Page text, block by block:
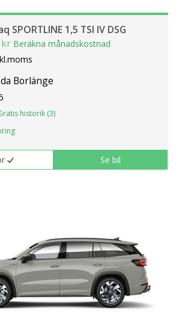
SPORTLINE 1,5 TSI IV DSG
kr Beräkna månadskostnad
Borlänge
historik (3)
Se bil